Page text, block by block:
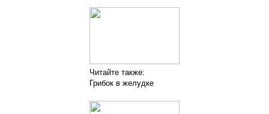
Читайте также:
Грибок в желудке